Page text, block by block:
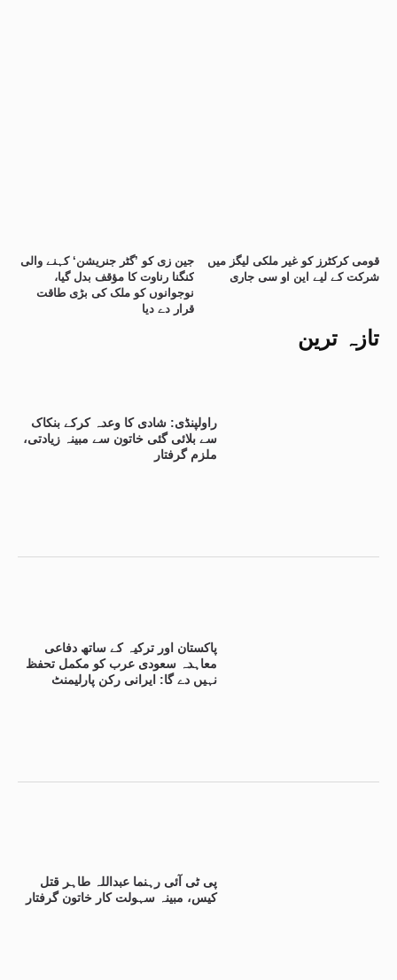
تازہ ترین
راولپنڈی: شادی کا وعدہ کرکے بنکاک
سے بلائی گئی خاتون سے مبینہ زیادتی،
ملزم گرفتار
پاکستان اور ترکیہ کے ساتھ دفاعی
معاہدہ سعودی عرب کو مکمل تحفظ
نہیں دے گا: ایرانی رکن پارلیمنٹ
پی ٹی آئی رہنما عبداللہ طاہر قتل
کیس، مبینہ سہولت کار خاتون گرفتار
جین زی کو ’گٹر جنریشن‘ کہنے والی
کنگنا رناوت کا مؤقف بدل گیا،
نوجوانوں کو ملک کی بڑی طاقت
قرار دے دیا
قومی کرکٹرز کو غیر ملکی لیگز میں
شرکت کے لیے این او سی جاری